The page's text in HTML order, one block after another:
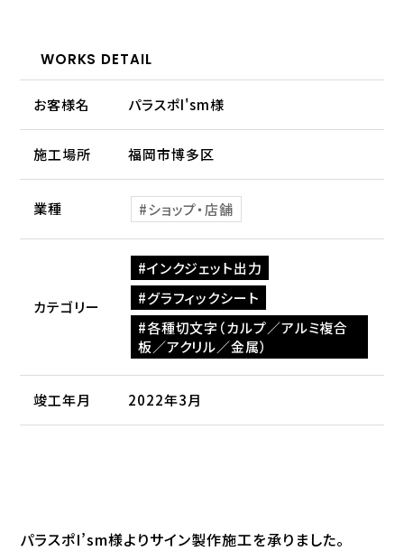
WORKS DETAIL
お客様名 パラスポI'sm様
施工場所 福岡市博多区
業種 ショップ・店舗
カテゴリー
インクジェット出力
グラフィックシート
各種切文字（カルプ／アルミ複合
板／アクリル／金属）
竣工年月 2022年3月
パラスポI’sm様よりサイン製作施工を承りました。